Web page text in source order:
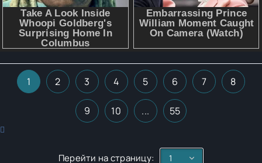
1 2 3 4 5 6 7 8
9 10 ... 55
Перейти на страницу: